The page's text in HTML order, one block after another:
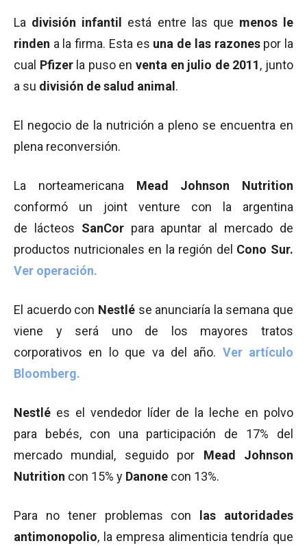
La división infantil está entre las que menos le
rinden a la firma. Esta es una de las razonespor la
cual Pfizerla puso enventa en julio de 2011, junto
a su división de salud animal .
El negocio de la nutrición a pleno se encuentra en
plena reconversión.
La norteamericana Mead Johnson Nutrition
conformó un joint venture con la argentina
de lácteos SanCorpara apuntar al mercado de
productos nutricionales en la región del Cono Sur.
Ver operación.
El acuerdo con Nestlése anunciaría la semana que
viene y será uno de los mayores tratos
corporativos en lo que va del año. Ver artículo
Bloomberg.
Nestlé es el vendedor líder de la leche en polvo
para bebés, con una participación de 17% del
mercado mundial, seguido por Mead Johnson
Nutrition con 15% y Danone con 13%.
Para no tener problemas con
las autoridades
antimonopolio, la empresa alimenticia tendría que